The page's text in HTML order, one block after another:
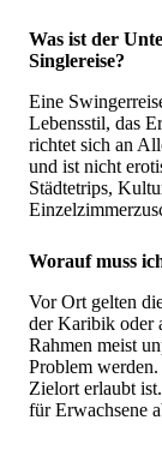
Was ist der
Singlereise?
Eine
Lebensstil, das
richtet sich an
und ist nicht
Städtetrips,
Worauf muss
Vor Ort gelten
der Karibik oder
Rahmen meist
Problem
Zielort erlaubt
für Erwachsene